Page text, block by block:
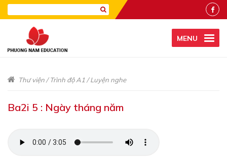
MENU
Thư viện/Trình độ A1 /Luyện nghe
Ba2i 5 : Ngày tháng năm